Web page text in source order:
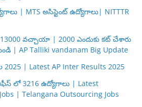
| MTS అసిస్టెంట్ ఉద్యోగాలు| NITTTR
వచ్చాయా | 2000 ఎందుకు కట్ చేశారు
| AP Talliki vandanam Big Update
| Latest AP Inter Results 2025
లో 3216 ఉద్యోగాలు | Latest
| Telangana Outsourcing Jobs